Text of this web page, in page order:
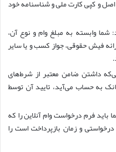
اصل و کپی کارت ملی و شناسنامه خود
شما وابسته به مبلغ وام و نوع آن،
فیش حقوقی، جواز کسب و یا سایر
داشتن ضامن معتبر از شرط‌های
به حساب می‌آید، تایید آن توسط
فرم درخواست وام آنلاین را که
و زمان بازپرداخت است را